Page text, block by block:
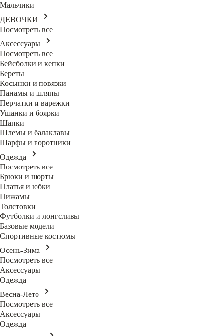
Мальчики
ДЕВОЧКИ
Посмотреть все
Аксессуары
Посмотреть все
Бейсболки и кепки
Береты
Косынки и повязки
Панамы и шляпы
Перчатки и варежки
Ушанки и боярки
Шапки
Шлемы и балаклавы
Шарфы и воротники
Одежда
Посмотреть все
Брюки и шорты
Платья и юбки
Пижамы
Толстовки
Футболки и лонгсливы
Базовые модели
Спортивные костюмы
Осень-Зима
Посмотреть все
Аксессуары
Одежда
Весна-Лето
Посмотреть все
Аксессуары
Одежда